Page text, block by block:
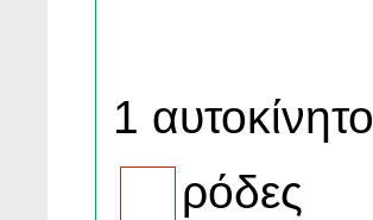
1 αυτοκίνητο
ρόδες